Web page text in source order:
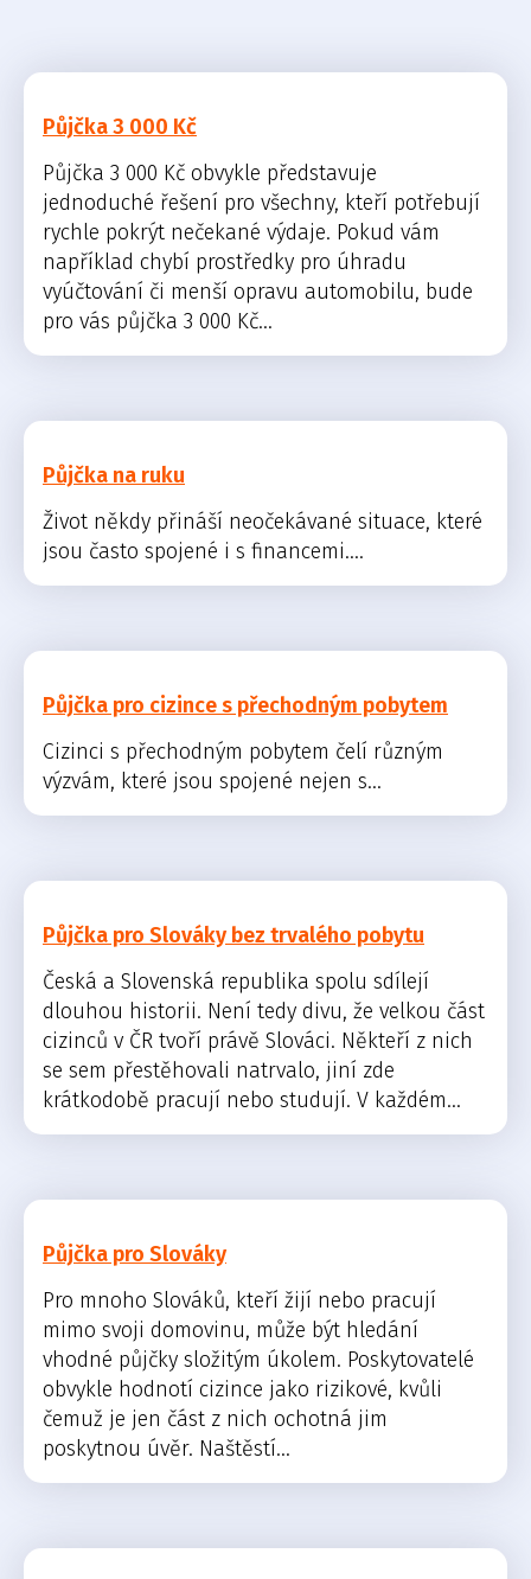
Půjčka 3 000 Kč
Půjčka 3 000 Kč obvykle představuje
jednoduché řešení pro všechny, kteří potřebují
rychle pokrýt nečekané výdaje. Pokud vám
například chybí prostředky pro úhradu
vyúčtování či menší opravu automobilu, bude
pro vás půjčka 3 000 Kč...
Půjčka na ruku
Život někdy přináší neočekávané situace, které
jsou často spojené i s financemi....
Půjčka pro cizince s přechodným pobytem
Cizinci s přechodným pobytem čelí různým
výzvám, které jsou spojené nejen s...
Půjčka pro Slováky bez trvalého pobytu
Česká a Slovenská republika spolu sdílejí
dlouhou historii. Není tedy divu, že velkou část
cizinců v ČR tvoří právě Slováci. Někteří z nich
se sem přestěhovali natrvalo, jiní zde
krátkodobě pracují nebo studují. V každém...
Půjčka pro Slováky
Pro mnoho Slováků, kteří žijí nebo pracují
mimo svoji domovinu, může být hledání
vhodné půjčky složitým úkolem. Poskytovatelé
obvykle hodnotí cizince jako rizikové, kvůli
čemuž je jen část z nich ochotná jim
poskytnou úvěr. Naštěstí...